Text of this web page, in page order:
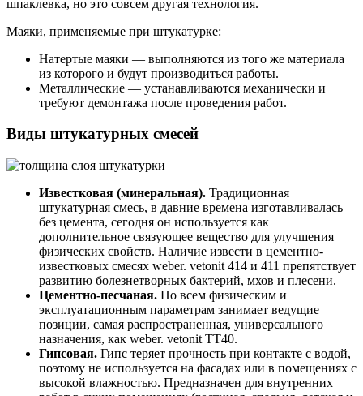
шпаклевка, но это совсем другая технология.
Маяки, применяемые при штукатурке:
Натертые маяки — выполняются из того же материала
из которого и будут производиться работы.
Металлические — устанавливаются механически и
требуют демонтажа после проведения работ.
Виды штукатурных смесей
Известковая (минеральная). Традиционная
штукатурная смесь, в давние времена изготавливалась
без цемента, сегодня он используется как
дополнительное связующее вещество для улучшения
физических свойств. Наличие извести в цементно-
известковых смесях weber. vetonit 414 и 411 препятствует
развитию болезнетворных бактерий, мхов и плесени.
Цементно-песчаная. По всем физическим и
эксплуатационным параметрам занимает ведущие
позиции, самая распространенная, универсального
назначения, как weber. vetonit TT40.
Гипсовая. Гипс теряет прочность при контакте с водой,
поэтому не используется на фасадах или в помещениях с
высокой влажностью. Предназначен для внутренних